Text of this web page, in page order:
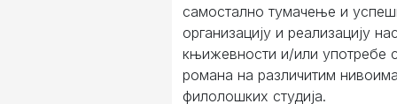
самостално тумачење и
организацију и реализацију
књижевности и/или употребе
романа на различитим
филолошких студија.